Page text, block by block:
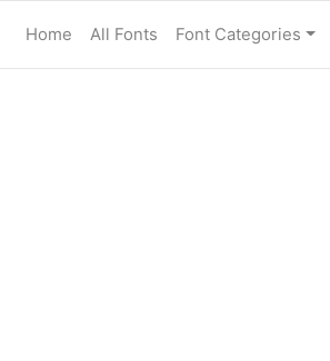
Home All Fonts Font Categories